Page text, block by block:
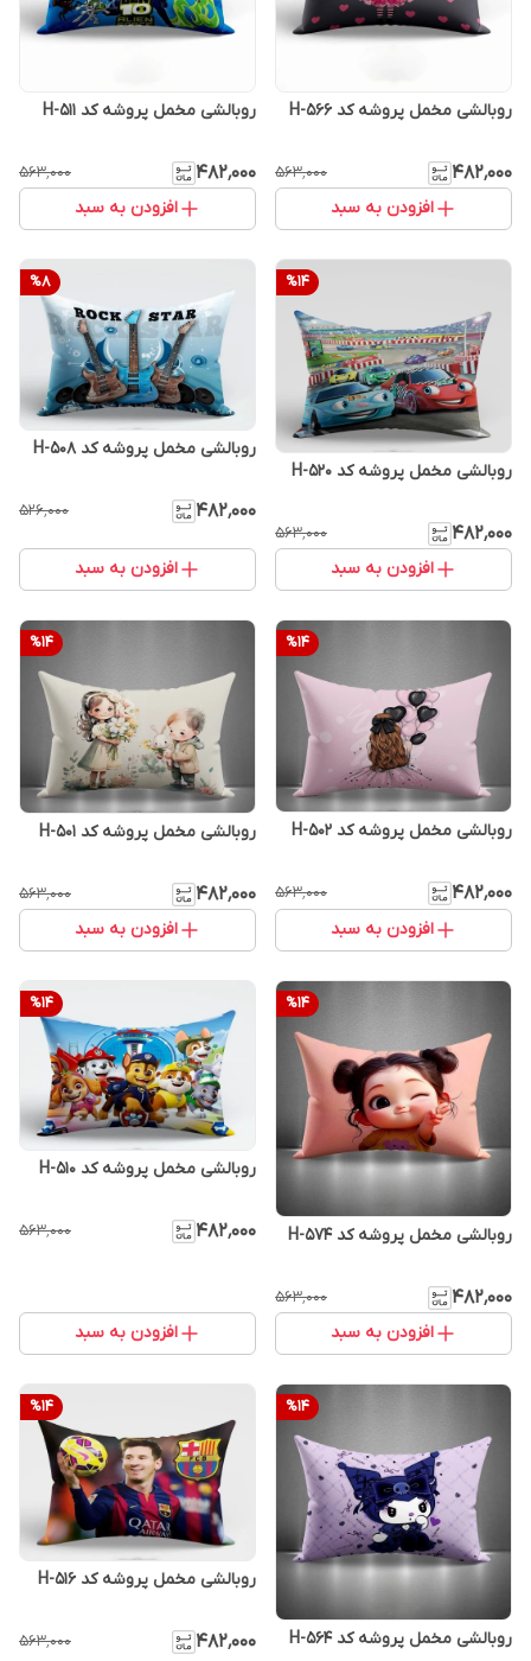
روبالشی مخمل پروشه کد H-566
۴۸۲٬۰۰۰ ۵۶۳٬۰۰۰
افزودن به سبد
روبالشی مخمل پروشه کد H-511
۴۸۲٬۰۰۰ ۵۶۳٬۰۰۰
افزودن به سبد
%14
روبالشی مخمل پروشه کد H-520
۴۸۲٬۰۰۰ ۵۶۳٬۰۰۰
افزودن به سبد
%8
روبالشی مخمل پروشه کد H-508
۴۸۲٬۰۰۰ ۵۲۶٬۰۰۰
افزودن به سبد
%14
روبالشی مخمل پروشه کد H-502
۴۸۲٬۰۰۰ ۵۶۳٬۰۰۰
افزودن به سبد
%14
روبالشی مخمل پروشه کد H-501
۴۸۲٬۰۰۰ ۵۶۳٬۰۰۰
افزودن به سبد
%14
روبالشی مخمل پروشه کد H-574
۴۸۲٬۰۰۰ ۵۶۳٬۰۰۰
افزودن به سبد
%14
روبالشی مخمل پروشه کد H-510
۴۸۲٬۰۰۰ ۵۶۳٬۰۰۰
افزودن به سبد
%14
روبالشی مخمل پروشه کد H-564
%14
روبالشی مخمل پروشه کد H-516
۴۸۲٬۰۰۰ ۵۶۳٬۰۰۰